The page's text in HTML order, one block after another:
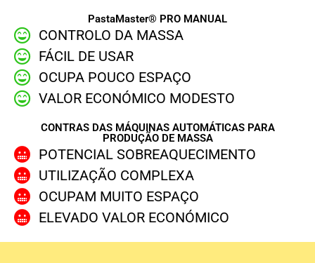
PastaMaster® PRO MANUAL
CONTROLO DA MASSA
FÁCIL DE USAR
OCUPA POUCO ESPAÇO
VALOR ECONÓMICO MODESTO
CONTRAS DAS MÁQUINAS AUTOMÁTICAS PARA
PRODUÇÃO DE MASSA
POTENCIAL SOBREAQUECIMENTO
UTILIZAÇÃO COMPLEXA
OCUPAM MUITO ESPAÇO
ELEVADO VALOR ECONÓMICO